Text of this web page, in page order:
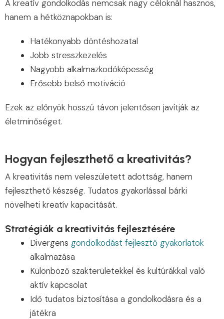
A kreatív gondolkodás nemcsak nagy céloknál hasznos,
hanem a hétköznapokban is:
Hatékonyabb döntéshozatal
Jobb stresszkezelés
Nagyobb alkalmazkodóképesség
Erősebb belső motiváció
Ezek az előnyök hosszú távon jelentősen javítják az
életminőséget.
Hogyan fejleszthető a kreativitás?
A kreativitás nem veleszületett adottság, hanem
fejleszthető készség. Tudatos gyakorlással bárki
növelheti kreatív kapacitását.
Stratégiák a kreativitás fejlesztésére
Divergens gondolkodást fejlesztő gyakorlatok
alkalmazása
Különböző szakterületekkel és kultúrákkal való
aktív kapcsolat
Idő tudatos biztosítása a gondolkodásra és a
játékra